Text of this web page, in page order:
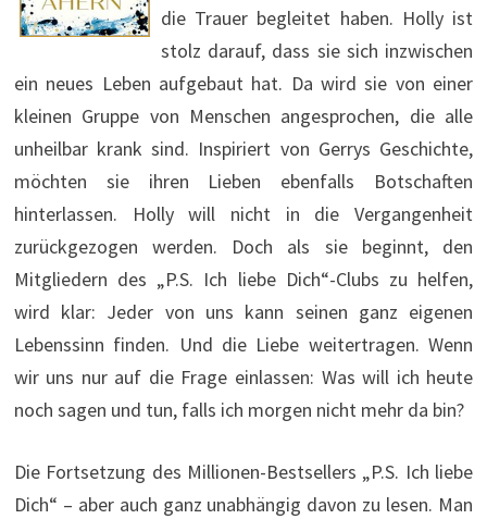
die Trauer begleitet haben. Holly ist
stolz darauf, dass sie sich inzwischen
ein neues Leben aufgebaut hat. Da wird sie von einer
kleinen Gruppe von Menschen angesprochen, die alle
unheilbar krank sind. Inspiriert von Gerrys Geschichte,
möchten sie ihren Lieben ebenfalls Botschaften
hinterlassen. Holly will nicht in die Vergangenheit
zurückgezogen werden. Doch als sie beginnt, den
Mitgliedern des „P.S. Ich liebe Dich“-Clubs zu helfen,
wird klar: Jeder von uns kann seinen ganz eigenen
Lebenssinn finden. Und die Liebe weitertragen. Wenn
wir uns nur auf die Frage einlassen: Was will ich heute
noch sagen und tun, falls ich morgen nicht mehr da bin?
Die Fortsetzung des Millionen-Bestsellers „P.S. Ich liebe
Dich“ – aber auch ganz unabhängig davon zu lesen. Man